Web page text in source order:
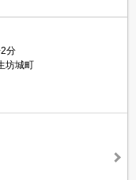
分
坊城町